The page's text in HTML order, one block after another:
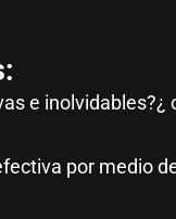
e
por medio